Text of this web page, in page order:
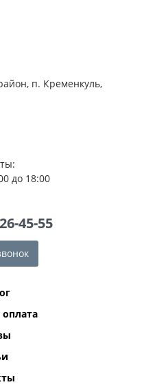
п. Кременкуль,
до 18:00
45-55